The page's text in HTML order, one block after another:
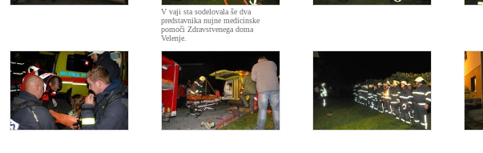
V vaji sta sodelovala še dva
predstavnika nujne medicinske
pomoči Zdravstvenega doma
Velenje.